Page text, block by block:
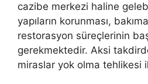
cazibe merkezi haline
yapıların korunması,
restorasyon süreçlerinin
gerekmektedir. Aksi
miraslar yok olma tehlikesi